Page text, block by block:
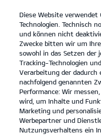
open
menu
Laden im
... LADEN IM
Diese Website verwendet
Technologien. Technisch
und können nicht
Zwecke bitten wir um
sowohl in das Setzen der
Tracking-Technologien
Verarbeitung der dadurch
nachfolgend genannten
Performance: Wir
wird, um Inhalte und
Marketing und
Werbepartner und
Nutzungsverhaltens ein